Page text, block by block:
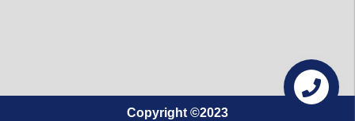
Copyright ©2023